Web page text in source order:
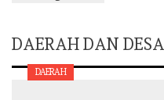
DAERAH DAN DESA
DAERAH